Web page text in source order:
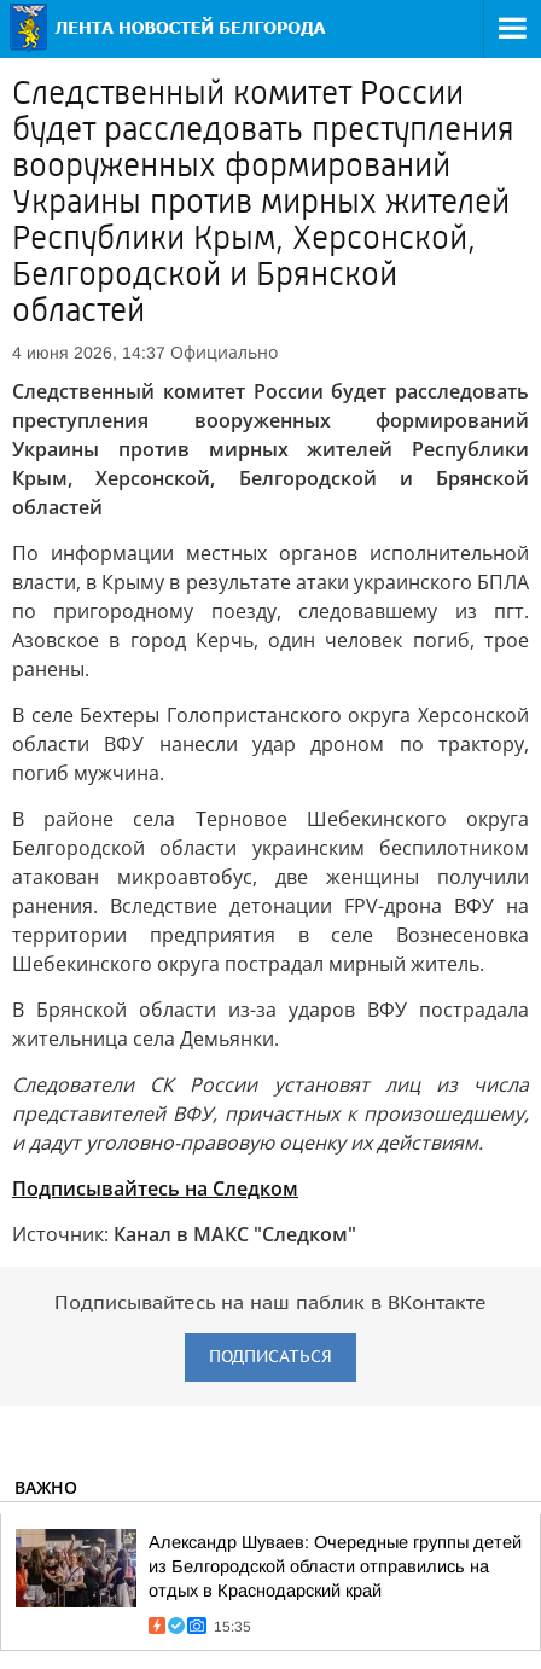
Следственный комитет России
будет расследовать преступления
вооруженных формирований
Украины против мирных жителей
Республики Крым, Херсонской,
Белгородской и Брянской
областей
4 июня 2026, 14:37 Официально
Следственный комитет России будет расследовать
преступления вооруженных формирований
Украины против мирных жителей Республики
Крым, Херсонской, Белгородской и Брянской
областей
По информации местных органов исполнительной
власти, в Крыму в результате атаки украинского БПЛА
по пригородному поезду, следовавшему из пгт.
Азовское в город Керчь, один человек погиб, трое
ранены.
В селе Бехтеры Голопристанского округа Херсонской
области ВФУ нанесли удар дроном по трактору,
погиб мужчина.
В районе села Терновое Шебекинского округа
Белгородской области украинским беспилотником
атакован микроавтобус, две женщины получили
ранения. Вследствие детонации FPV-дрона ВФУ на
территории предприятия в селе Вознесеновка
Шебекинского округа пострадал мирный житель.
В Брянской области из-за ударов ВФУ пострадала
жительница села Демьянки.
Следователи СК России установят лиц из числа
представителей ВФУ, причастных к произошедшему,
и дадут уголовно-правовую оценку их действиям.
Подписывайтесь на Следком
Источник: Канал в МАКС "Следком"
Подписывайтесь на наш паблик в ВКонтакте
ПОДПИСАТЬСЯ
ВАЖНО
Александр Шуваев: Очередные группы детей
из Белгородской области отправились на
отдых в Краснодарский край
15:35